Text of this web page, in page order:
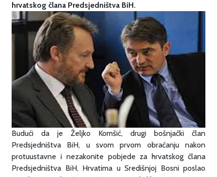
hrvatskog člana Predsjedništva BiH.
Budući da je Željko Komšić, drugi bošnjački član
Predsjedništva BiH, u svom prvom obraćanju nakon
protuustavne i nezakonite pobjede za hrvatskog člana
Predsjedništva BiH, Hrvatima u Središnjoj Bosni poslao